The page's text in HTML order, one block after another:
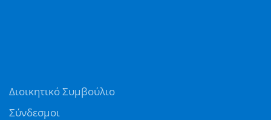
Διοικητικό Συμβούλιο
Σύνδεσμοι